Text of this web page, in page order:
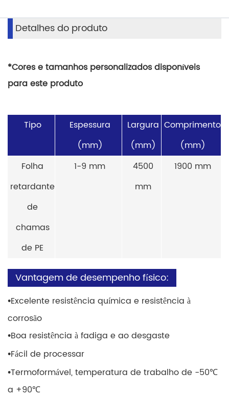
Detalhes do produto
*Cores e tamanhos personalizados disponíveis
para este produto
Tipo
Espessura
(mm)
Largura
(mm)
Comprimento
(mm)
Folha
retardante
de
chamas
de PE
1-9 mm
4500
mm
1900 mm
Vantagem de desempenho físico:
•Excelente resistência química e resistência à
corrosão
•Boa resistência à fadiga e ao desgaste
•Fácil de processar
•Termoformável, temperatura de trabalho de -50℃
a +90℃